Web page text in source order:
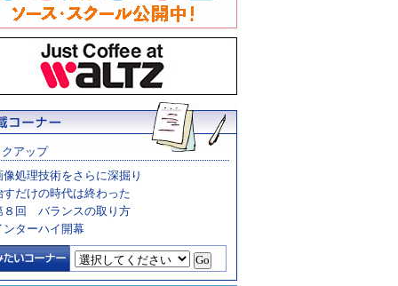
アップ
像処理技術をさらに深掘り
すだけの時代は終わった
８回 バランスの取り方
ンターハイ開幕